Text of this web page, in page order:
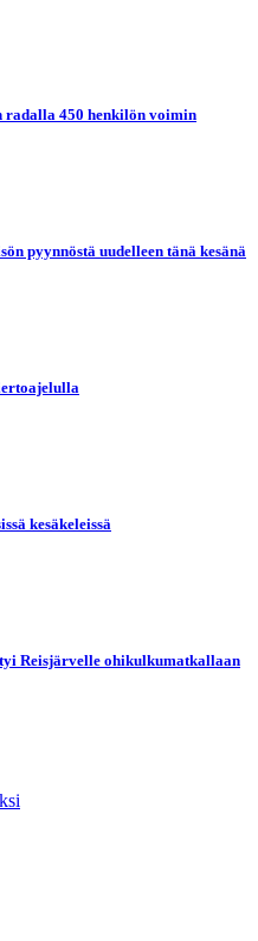
radalla 450 henkilön voimin
pyynnöstä uudelleen tänä kesänä
kesäkeleissä
Reisjärvelle ohikulkumatkallaan